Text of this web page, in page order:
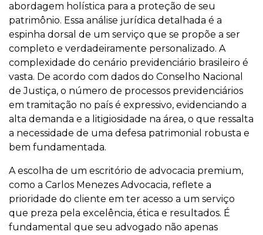
abordagem holística para a proteção de seu
patrimônio. Essa análise jurídica detalhada é a
espinha dorsal de um serviço que se propõe a ser
completo e verdadeiramente personalizado. A
complexidade do cenário previdenciário brasileiro é
vasta. De acordo com dados do Conselho Nacional
de Justiça, o número de processos previdenciários
em tramitação no país é expressivo, evidenciando a
alta demanda e a litigiosidade na área, o que ressalta
a necessidade de uma defesa patrimonial robusta e
bem fundamentada.
A escolha de um escritório de advocacia premium,
como a Carlos Menezes Advocacia, reflete a
prioridade do cliente em ter acesso a um serviço
que preza pela excelência, ética e resultados. É
fundamental que seu advogado não apenas